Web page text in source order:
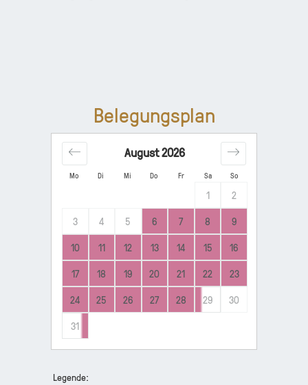
Belegungsplan
Mo Di Mi Do Fr Sa So
August2026
1
2
3
4 5 6 7 8
9
10
11 12 13 14 15
16
17
18 19 20 21 22
23
24
25 26 27 28 29
30
31
Legende: